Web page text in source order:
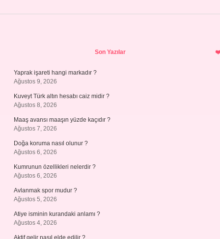
Son Yazılar
Yaprak işareti hangi markadır ?
Ağustos 9, 2026
Kuveyt Türk altın hesabı caiz midir ?
Ağustos 8, 2026
Maaş avansı maaşın yüzde kaçıdır ?
Ağustos 7, 2026
Doğa koruma nasıl olunur ?
Ağustos 6, 2026
Kumrunun özellikleri nelerdir ?
Ağustos 6, 2026
Avlanmak spor mudur ?
Ağustos 5, 2026
Atiye isminin kurandaki anlamı ?
Ağustos 4, 2026
Aktif gelir nasıl elde edilir ?